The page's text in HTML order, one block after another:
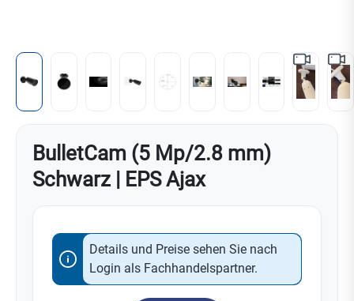
BulletCam (5 Mp/2.8 mm)
Schwarz | EPS Ajax
Details und Preise sehen Sie nach
Login als Fachhandelspartner.